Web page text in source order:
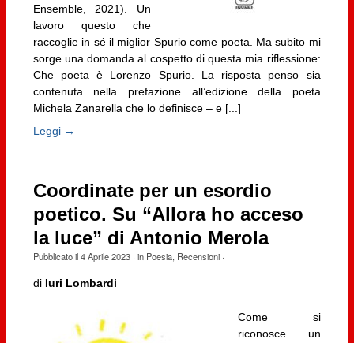
Ensemble, 2021). Un
lavoro questo che
raccoglie in sé il miglior Spurio come poeta. Ma subito mi
sorge una domanda al cospetto di questa mia riflessione:
Che poeta è Lorenzo Spurio. La risposta penso sia
contenuta nella prefazione all’edizione della poeta
Michela Zanarella che lo definisce – e [...]
Leggi →
Coordinate per un esordio
poetico. Su “Allora ho acceso
la luce” di Antonio Merola
Pubblicato il4 Aprile 2023· in Poesia, Recensioni·
di Iuri Lombardi
Come si
riconosce un